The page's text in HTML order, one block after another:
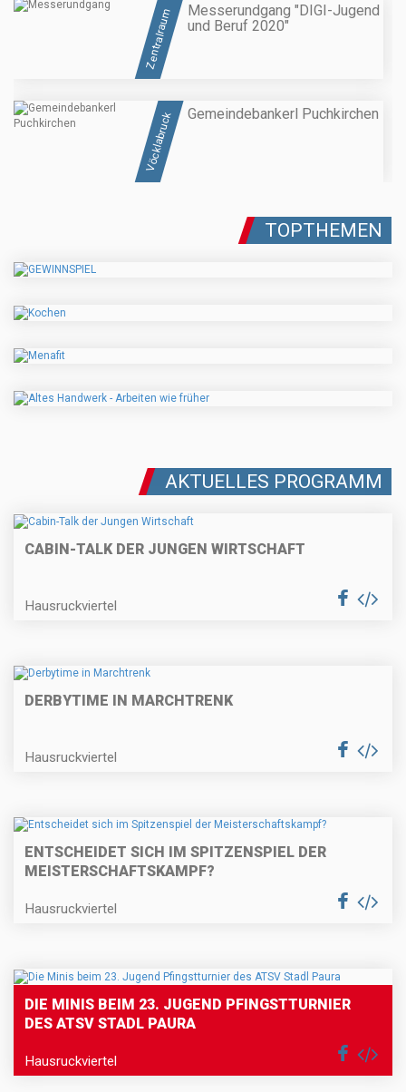
Zentralraum
Messerundgang "DIGI-Jugend
und Beruf 2020"
Vöcklabruck Gemeindebankerl Puchkirchen
TOPTHEMEN
AKTUELLES PROGRAMM
CABIN-TALK DER JUNGEN WIRTSCHAFT
Hausruckviertel
DERBYTIME IN MARCHTRENK
Hausruckviertel
ENTSCHEIDET SICH IM SPITZENSPIEL DER
MEISTERSCHAFTSKAMPF?
Hausruckviertel
DIE MINIS BEIM 23. JUGEND PFINGSTTURNIER
DES ATSV STADL PAURA
Hausruckviertel